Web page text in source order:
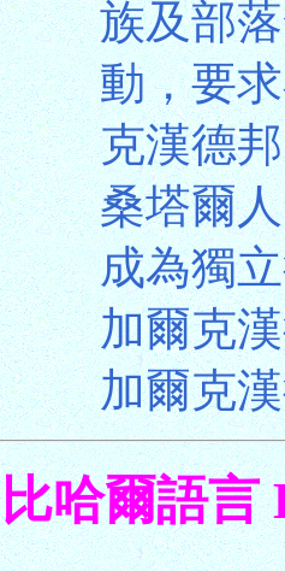
族及部
動，要
克漢德
桑塔爾
成為獨
加爾克
加爾克
比哈爾語言